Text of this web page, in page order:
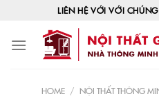
content
LIÊN HỆ VỚI VỚI
HOME / NỘI THẤT THÔNG